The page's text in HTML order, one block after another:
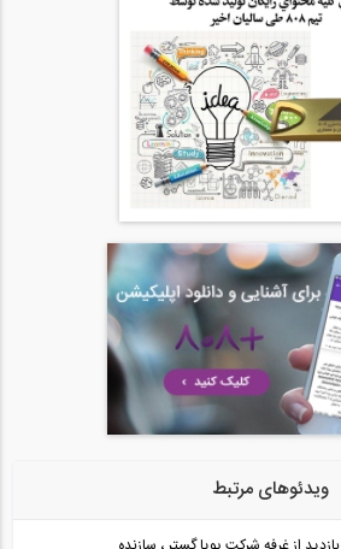
بازدید از غرفه شرکت استرونگ هلد ایران (...
بازدید از غرفه شرکت استرونگ هلد ایران (...
بازدید از غرفه شرکت استرونگ هلد ایران (...
بازدید از غرفه شرکت استاک پیشرو سازه،...
بازدید از غرفه شرکت استاک پیشرو سازه،...
ویدئوهای مرتبط